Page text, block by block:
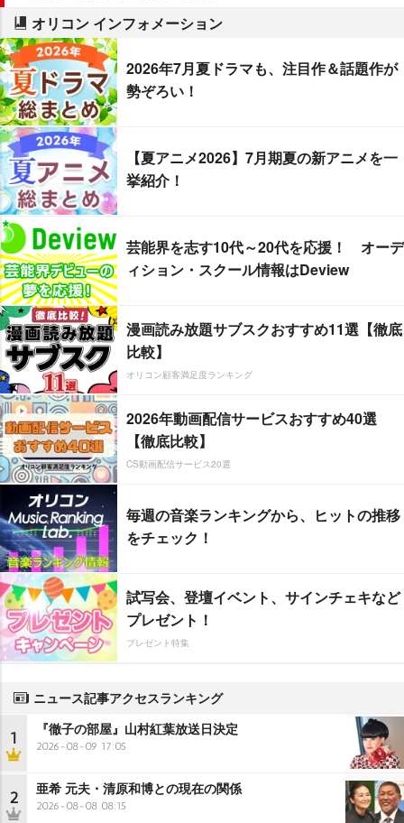
オリコン インフォメーション
2026年7月夏ドラマも、注目作＆話題作が
勢ぞろい！
【夏アニメ2026】7月期夏の新アニメを一
挙紹介！
芸能界を志す10代～20代を応援！ オーデ
ィション・スクール情報はDeview
漫画読み放題サブスクおすすめ11選【徹底
比較】
オリコン顧客満足度ランキング
2026年動画配信サービスおすすめ40選
【徹底比較】
CS動画配信サービス20選
毎週の音楽ランキングから、ヒットの推移
をチェック！
試写会、登壇イベント、サインチェキなど
プレゼント！
プレゼント特集
ニュース記事アクセスランキング
1 『徹子の部屋』山村紅葉放送日決定
2026-08-09 17:05
2 亜希 元夫・清原和博との現在の関係
2026-08-08 08:15